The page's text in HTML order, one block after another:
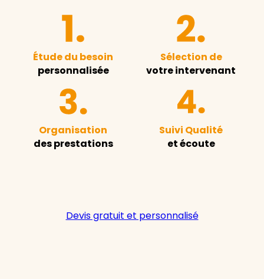
Étude du besoin
personnalisée
Sélection de
votre intervenant
Organisation
des prestations
Suivi Qualité
et écoute
Devis gratuit et personnalisé